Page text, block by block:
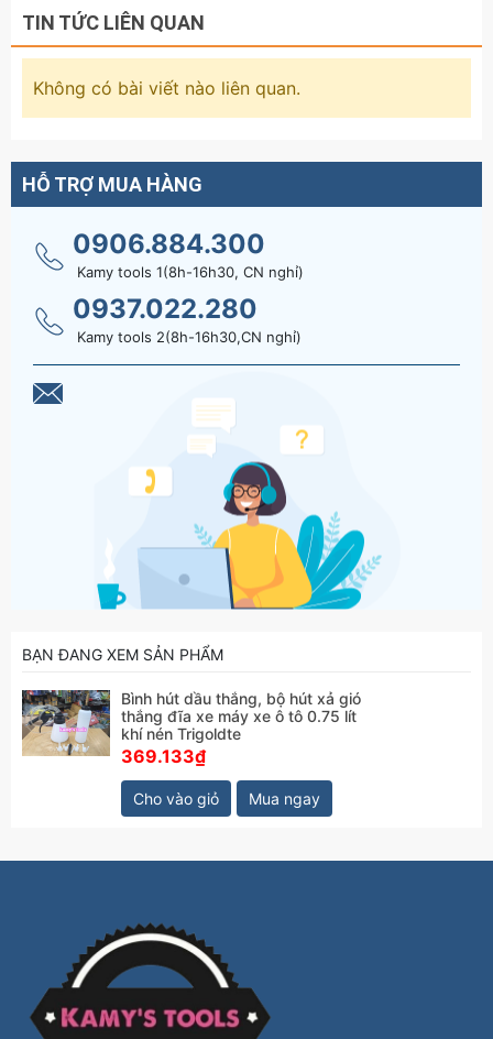
TIN TỨC LIÊN QUAN
Không có bài viết nào liên quan.
HỖ TRỢ MUA HÀNG
0906.884.300
Kamy tools 1(8h-16h30, CN nghỉ)
0937.022.280
Kamy tools 2(8h-16h30,CN nghỉ)
BẠN ĐANG XEM SẢN PHẨM
Bình hút dầu thắng, bộ hút xả gió
thắng đĩa xe máy xe ô tô 0.75 lít
khí nén Trigoldte
369.133₫
Cho vào giỏ Mua ngay